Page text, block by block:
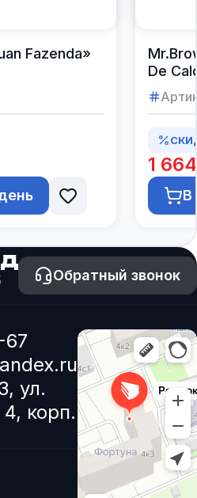
Fazenda»
De
1
В
Обратный звонок
ул.
корп.